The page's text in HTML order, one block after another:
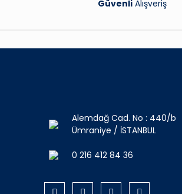
GüvenliAlışveriş
Alemdağ Cad. No : 440/b
Ümraniye / İSTANBUL
0 216 412 84 36